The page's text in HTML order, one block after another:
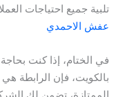
تلبية جميع احتياجات
عفش الاحمدي
في الختام، إذا كنت
بالكويت، فإن الرابطة هي
الممتازة، تضمن لك